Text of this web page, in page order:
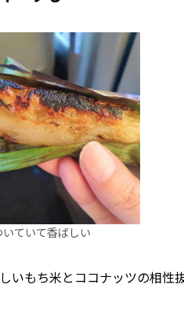
ていて香ばしい
いもち米とココナッツの相性